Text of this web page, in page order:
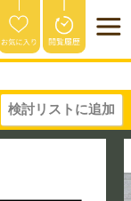
検討リストに追加